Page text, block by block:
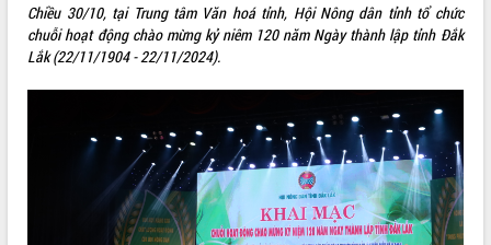
SỞ, BAN, NGÀNH
VĂN BẢN HĐND TỈNH
Chiều 30/10, tại Trung tâm Văn hoá tỉnh, Hội Nông dân tỉnh tổ chức
chuỗi hoạt động chào mừng kỷ niêm 120 năm Ngày thành lập tỉnh Đắk
Lắk (22/11/1904 - 22/11/2024).